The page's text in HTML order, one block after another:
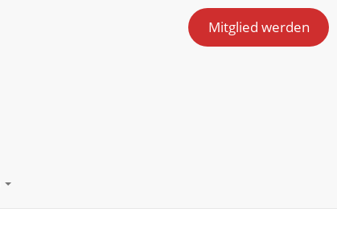
Mitglied werden